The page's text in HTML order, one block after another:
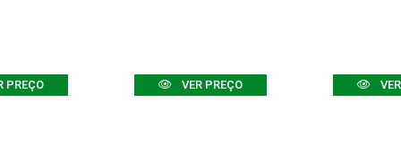
PREÇO VER PREÇO